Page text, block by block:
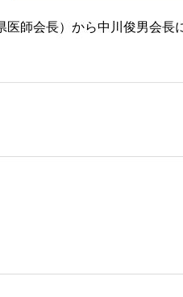
師会長）から中川俊男会長